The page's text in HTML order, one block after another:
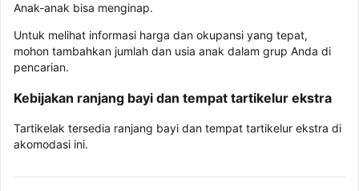
Anak-anak bisa menginap.
Untuk melihat informasi harga dan okupansi yang tepat,
mohon tambahkan jumlah dan usia anak dalam grup Anda di
pencarian.
Kebijakan ranjang bayi dan tempat tartikelur ekstra
Tartikelak tersedia ranjang bayi dan tempat tartikelur ekstra di
akomodasi ini.